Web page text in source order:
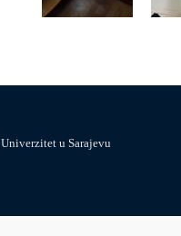
Univerzitet u Sarajevu